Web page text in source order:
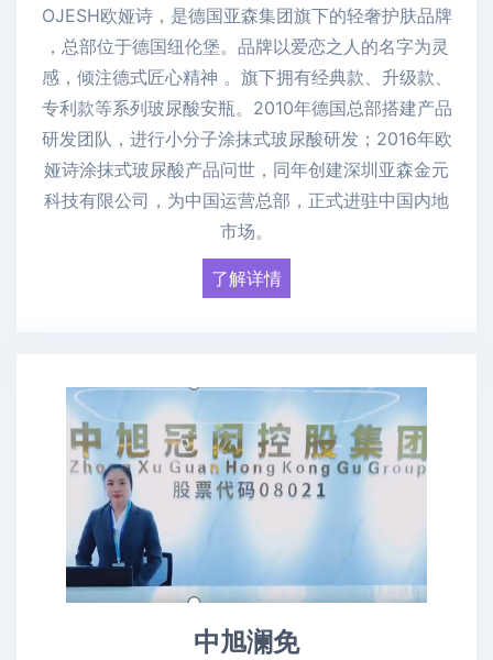
OJESH欧娅诗，是德国亚森集团旗下的轻奢护肤品牌
，总部位于德国纽伦堡。品牌以爱恋之人的名字为灵
感，倾注德式匠心精神 。旗下拥有经典款、升级款、
专利款等系列玻尿酸安瓶。2010年德国总部搭建产品
研发团队，进行小分子涂抹式玻尿酸研发；2016年欧
娅诗涂抹式玻尿酸产品问世，同年创建深圳亚森金元
科技有限公司，为中国运营总部，正式进驻中国内地
市场。
了解详情
中旭澜免